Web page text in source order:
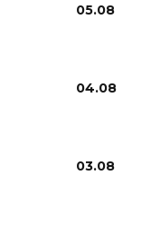
05.08
04.08
03.08